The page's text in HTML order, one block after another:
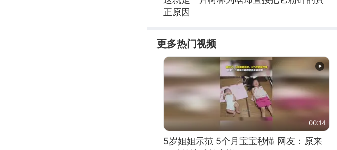
正原因
更多热门视频
00:14
5岁姐姐示范 5个月宝宝秒懂 网友：原来